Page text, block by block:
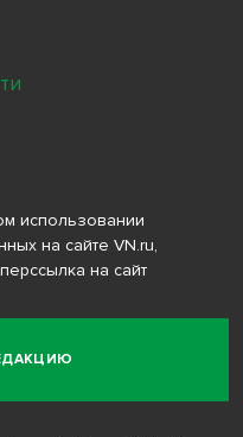
использовании
на сайте VN.ru,
на сайт